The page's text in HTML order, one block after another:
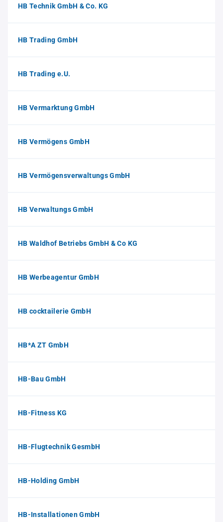
HB Technik GmbH & Co. KG
HB Trading GmbH
HB Trading e.U.
HB Vermarktung GmbH
HB Vermögens GmbH
HB Vermögensverwaltungs GmbH
HB Verwaltungs GmbH
HB Waldhof Betriebs GmbH & Co KG
HB Werbeagentur GmbH
HB cocktailerie GmbH
HB*A ZT GmbH
HB-Bau GmbH
HB-Fitness KG
HB-Flugtechnik GesmbH
HB-Holding GmbH
HB-Installationen GmbH